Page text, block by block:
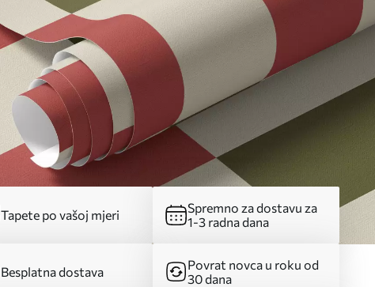
Tapete po vašoj mjeri
Spremno za dostavu za
1-3 radna dana
Besplatna dostava
Povrat novca u roku od
30 dana